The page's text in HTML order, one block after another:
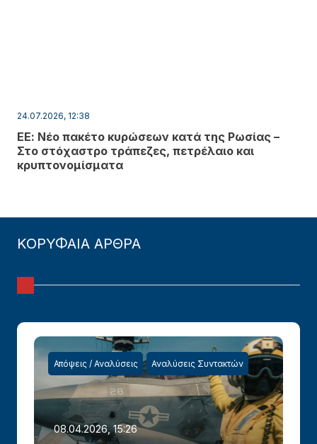
24.07.2026, 12:38
ΕΕ: Νέο πακέτο κυρώσεων κατά της Ρωσίας –
Στο στόχαστρο τράπεζες, πετρέλαιο και
κρυπτονομίσματα
ΚΟΡΥΦΑΙΑ ΑΡΘΡΑ
Απόψεις / Αναλύσεις Αναλύσεις Συντακτών
08.04.2026, 15:26